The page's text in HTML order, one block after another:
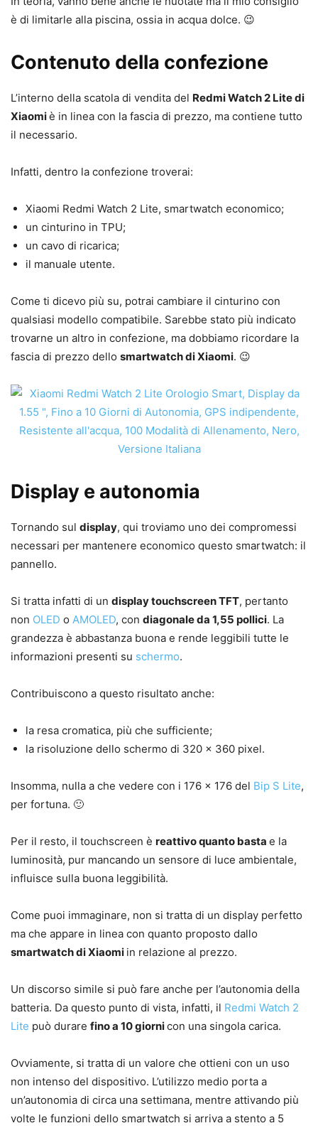
è di limitarle alla piscina, ossia in acqua dolce. 😉
Contenuto della confezione
L’interno della scatola di vendita del Redmi Watch 2 Lite di
Xiaomiè in linea con la fascia di prezzo, ma contiene tutto
il necessario.
Infatti, dentro la confezione troverai:
Xiaomi Redmi Watch 2 Lite, smartwatch economico;
un cinturino in TPU;
un cavo di ricarica;
il manuale utente.
Come ti dicevo più su, potrai cambiare il cinturino con
qualsiasi modello compatibile. Sarebbe stato più indicato
trovarne un altro in confezione, ma dobbiamo ricordare la
fascia di prezzo dello smartwatch di Xiaomi. 😉
Display e autonomia
Tornando sul display, qui troviamo uno dei compromessi
necessari per mantenere economico questo smartwatch: il
pannello.
Si tratta infatti di un display touchscreen TFT, pertanto
non OLED o AMOLED, con diagonale da 1,55 pollici. La
grandezza è abbastanza buona e rende leggibili tutte le
informazioni presenti su schermo.
Contribuiscono a questo risultato anche:
la resa cromatica, più che sufficiente;
la risoluzione dello schermo di 320 x 360 pixel.
Insomma, nulla a che vedere con i 176 x 176 del Bip S Lite,
per fortuna. 🙂
Per il resto, il touchscreen è reattivo quanto basta e la
luminosità, pur mancando un sensore di luce ambientale,
influisce sulla buona leggibilità.
Come puoi immaginare, non si tratta di un display perfetto
ma che appare in linea con quanto proposto dallo
smartwatch di Xiaomi in relazione al prezzo.
Un discorso simile si può fare anche per l’autonomia della
batteria. Da questo punto di vista, infatti, il Redmi Watch 2
Lite può durare fino a 10 giornicon una singola carica.
Ovviamente, si tratta di un valore che ottieni con un uso
non intenso del dispositivo. L’utilizzo medio porta a
un’autonomia di circa una settimana, mentre attivando più
volte le funzioni dello smartwatch si arriva a stento a 5